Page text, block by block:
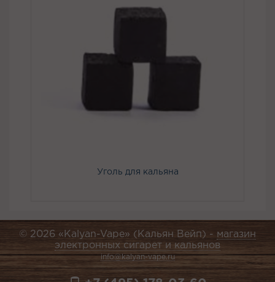
Уголь для кальяна
© 2026 «Kalyan-Vape» (Кальян Вейп) - магазин
электронных сигарет и кальянов
info@kalyan-vape.ru